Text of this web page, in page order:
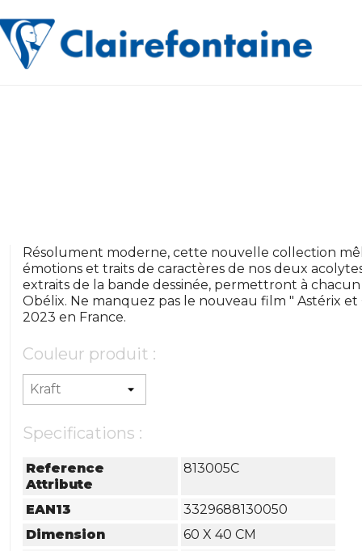
Résolument moderne, cette nouvelle collection
émotions et traits de caractères de nos deux
extraits de la bande dessinée, permettront à
Obélix. Ne manquez pas le nouveau film " Astérix
2023 en France.
Couleur produit :
Specifications :
Reference
Attribute
813005C
EAN13
3329688130050
Dimension
60 X 40 CM